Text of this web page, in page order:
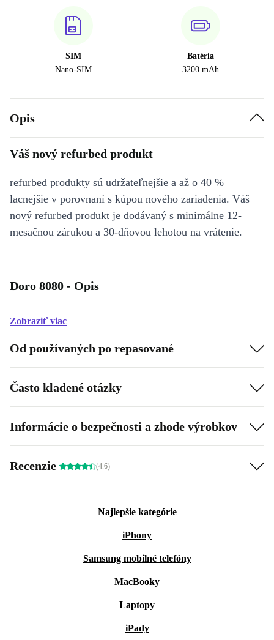
SIM
Nano-SIM
Batéria
3200 mAh
Opis
Váš nový refurbed produkt
refurbed produkty sú udržateľnejšie a až o 40 %
lacnejšie v porovnaní s kúpou nového zariadenia. Váš
nový refurbed produkt je dodávaný s minimálne 12-
mesačnou zárukou a 30-dňovou lehotou na vrátenie.
Doro 8080 - Opis
Zobraziť viac
Od používaných po repasované
Často kladené otázky
Informácie o bezpečnosti a zhode výrobkov
Recenzie (4.6)
Najlepšie kategórie
iPhony
Samsung mobilné telefóny
MacBooky
Laptopy
iPady